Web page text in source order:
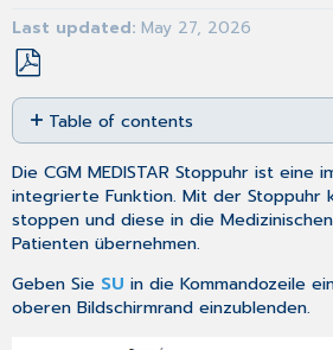
Last updated May 27, 2026
Save
as
PDF
Table of contents
konfigurieren
Darstellung
Position
MD-
Speicherung
Die CGM MEDISTAR Stoppuhr ist eine
integrierte Funktion. Mit der Stoppuhr
stoppen und diese in die
Patienten übernehmen.
Geben Sie SU in die Kommandozeile
oberen Bildschirmrand einzublenden.